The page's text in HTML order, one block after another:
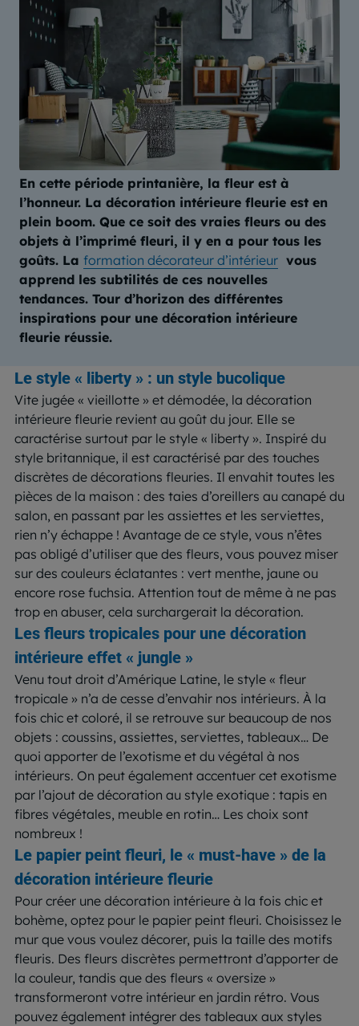
En cette période printanière, la fleur est à
l’honneur. La décoration intérieure fleurie est en
plein boom. Que ce soit des vraies fleurs ou des
objets à l’imprimé fleuri, il y en a pour tous les
goûts. La formation décorateur d’intérieur vous
apprend les subtilités de ces nouvelles
tendances. Tour d’horizon des différentes
inspirations pour une décoration intérieure
fleurie réussie.
Le style « liberty » : un style bucolique
Vite jugée « vieillotte » et démodée, la décoration
intérieure fleurie revient au goût du jour. Elle se
caractérise surtout par le style « liberty ». Inspiré du
style britannique, il est caractérisé par des touches
discrètes de décorations fleuries. Il envahit toutes les
pièces de la maison : des taies d’oreillers au canapé du
salon, en passant par les assiettes et les serviettes,
rien n’y échappe ! Avantage de ce style, vous n’êtes
pas obligé d’utiliser que des fleurs, vous pouvez miser
sur des couleurs éclatantes : vert menthe, jaune ou
encore rose fuchsia. Attention tout de même à ne pas
trop en abuser, cela surchargerait la décoration.
Les fleurs tropicales pour une décoration
intérieure effet « jungle »
Venu tout droit d’Amérique Latine, le style « fleur
tropicale » n’a de cesse d’envahir nos intérieurs. À la
fois chic et coloré, il se retrouve sur beaucoup de nos
objets : coussins, assiettes, serviettes, tableaux… De
quoi apporter de l’exotisme et du végétal à nos
intérieurs. On peut également accentuer cet exotisme
par l’ajout de décoration au style exotique : tapis en
fibres végétales, meuble en rotin… Les choix sont
nombreux !
Le papier peint fleuri, le « must-have » de la
décoration intérieure fleurie
Pour créer une décoration intérieure à la fois chic et
bohème, optez pour le papier peint fleuri. Choisissez le
mur que vous voulez décorer, puis la taille des motifs
fleuris. Des fleurs discrètes permettront d’apporter de
la couleur, tandis que des fleurs « oversize »
transformeront votre intérieur en jardin rétro. Vous
pouvez également intégrer des tableaux aux styles